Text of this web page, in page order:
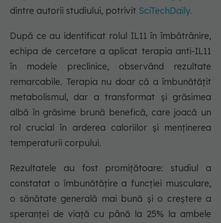
dintre autorii studiului, potrivit SciTechDaily.
După ce au identificat rolul IL11 în îmbătrânire,
echipa de cercetare a aplicat terapia anti-IL11
în modele preclinice, observând rezultate
remarcabile. Terapia nu doar că a îmbunătățit
metabolismul, dar a transformat și grăsimea
albă în grăsime brună benefică, care joacă un
rol crucial în arderea caloriilor și menținerea
temperaturii corpului.
Rezultatele au fost promițătoare: studiul a
constatat o îmbunătățire a funcției musculare,
o sănătate generală mai bună și o creștere a
speranței de viață cu până la 25% la ambele